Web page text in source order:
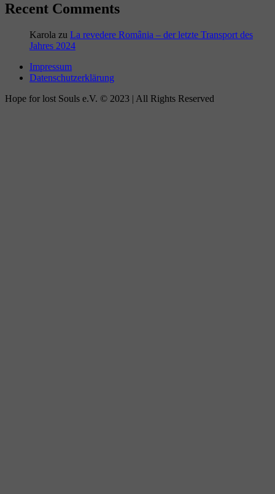
Recent Comments
Karola zu La revedere România – der letzte Transport des
Jahres 2024
Impressum
Datenschutzerklärung
Hope for lost Souls e.V. © 2023 | All Rights Reserved